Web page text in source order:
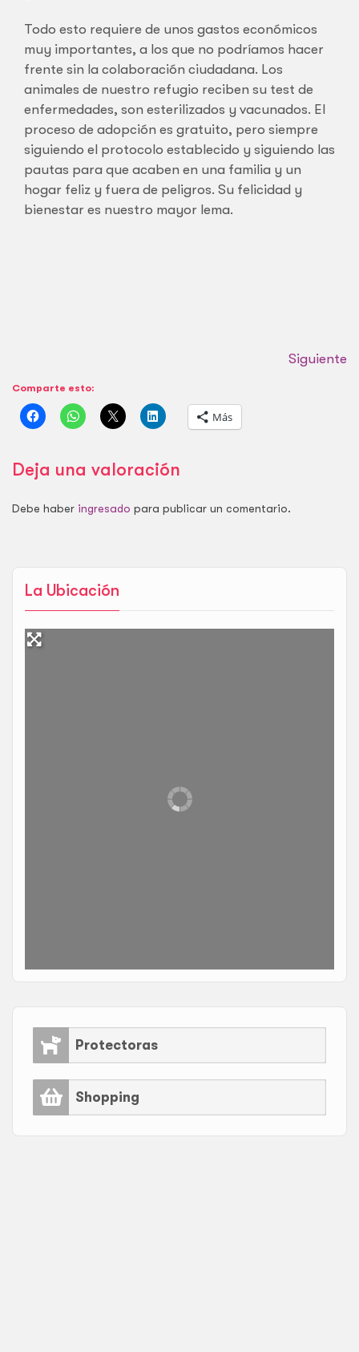
La Ubicación
Protectoras
Shopping
Todo esto requiere de unos gastos económicos
muy importantes, a los que no podríamos hacer
frente sin la colaboración ciudadana. Los
animales de nuestro refugio reciben su test de
enfermedades, son esterilizados y vacunados. El
proceso de adopción es gratuito, pero siempre
siguiendo el protocolo establecido y siguiendo las
pautas para que acaben en una familia y un
hogar feliz y fuera de peligros. Su felicidad y
bienestar es nuestro mayor lema.
Siguiente
Comparte esto:
Más
Deja una valoración
Debe haber ingresado para publicar un comentario.